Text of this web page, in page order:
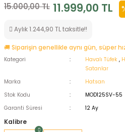
Mermisi
Tabure
15.000,00 TL 11.999,00 TL
Aylık 1.244,90 TL taksitle!!
🚚 Siparişin genellikle aynı gün, süper
Kategori Havalı Tüfek ,
Satanlar
Marka
Hatsan
Stok Kodu
MOD125SV-55
Garanti Süresi
12 Ay
Kalibre